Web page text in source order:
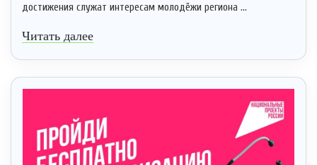
достижения служат интересам молодёжи региона ...
Читать далее